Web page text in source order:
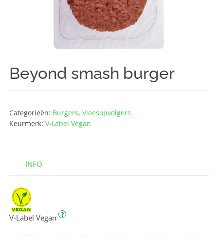
Beyond smash burger
Categorieën: Burgers,Vlees­opvolgers
Keurmerk:V-Label Vegan
INFO
V-Label Vegan ?